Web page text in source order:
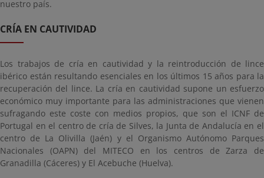
nuestro país.
CRÍA EN CAUTIVIDAD
Los trabajos de cría en cautividad y la reintroducción de lince
ibérico están resultando esenciales en los últimos 15 años para la
recuperación del lince. La cría en cautividad supone un esfuerzo
económico muy importante para las administraciones que vienen
sufragando este coste con medios propios, que son el ICNF de
Portugal en el centro de cría de Silves, la Junta de Andalucía en el
centro de La Olivilla (Jaén) y el Organismo Autónomo Parques
Nacionales (OAPN) del MITECO en los centros de Zarza de
Granadilla (Cáceres) y El Acebuche (Huelva).